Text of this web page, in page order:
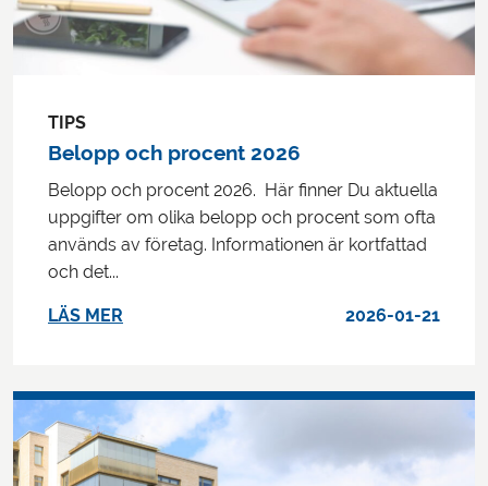
TIPS
Belopp och procent 2026
Belopp och procent 2026. Här finner Du aktuella
uppgifter om olika belopp och procent som ofta
används av företag. Informationen är kortfattad
och det...
LÄS MER 2026-01-21